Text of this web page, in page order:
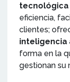
tecnológica
eficiencia,
clientes;
inteligencia
forma en la
gestionan su